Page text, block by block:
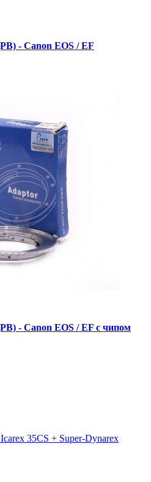
- Canon EOS / EF
- Canon EOS / EF с чипом